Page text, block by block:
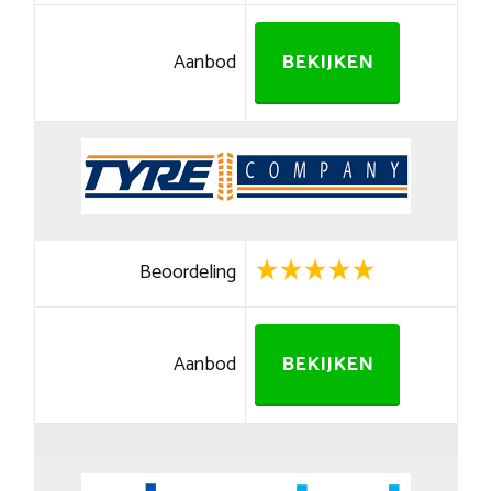
Aanbod BEKIJKEN
Beoordeling
Aanbod BEKIJKEN